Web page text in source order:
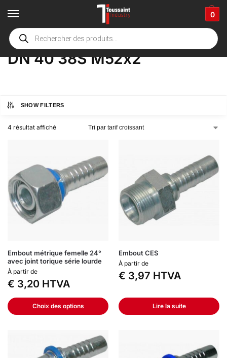
0
Accueil boutique / Product Options
DN 40 38S M52x2
SHOW FILTERS
4 résultat affiché
Embout métrique femelle 24°
avec joint torique série lourde
À partir de
€ 3,20 HTVA
Choix des options
Embout CES
À partir de
€ 3,97 HTVA
Lire la suite